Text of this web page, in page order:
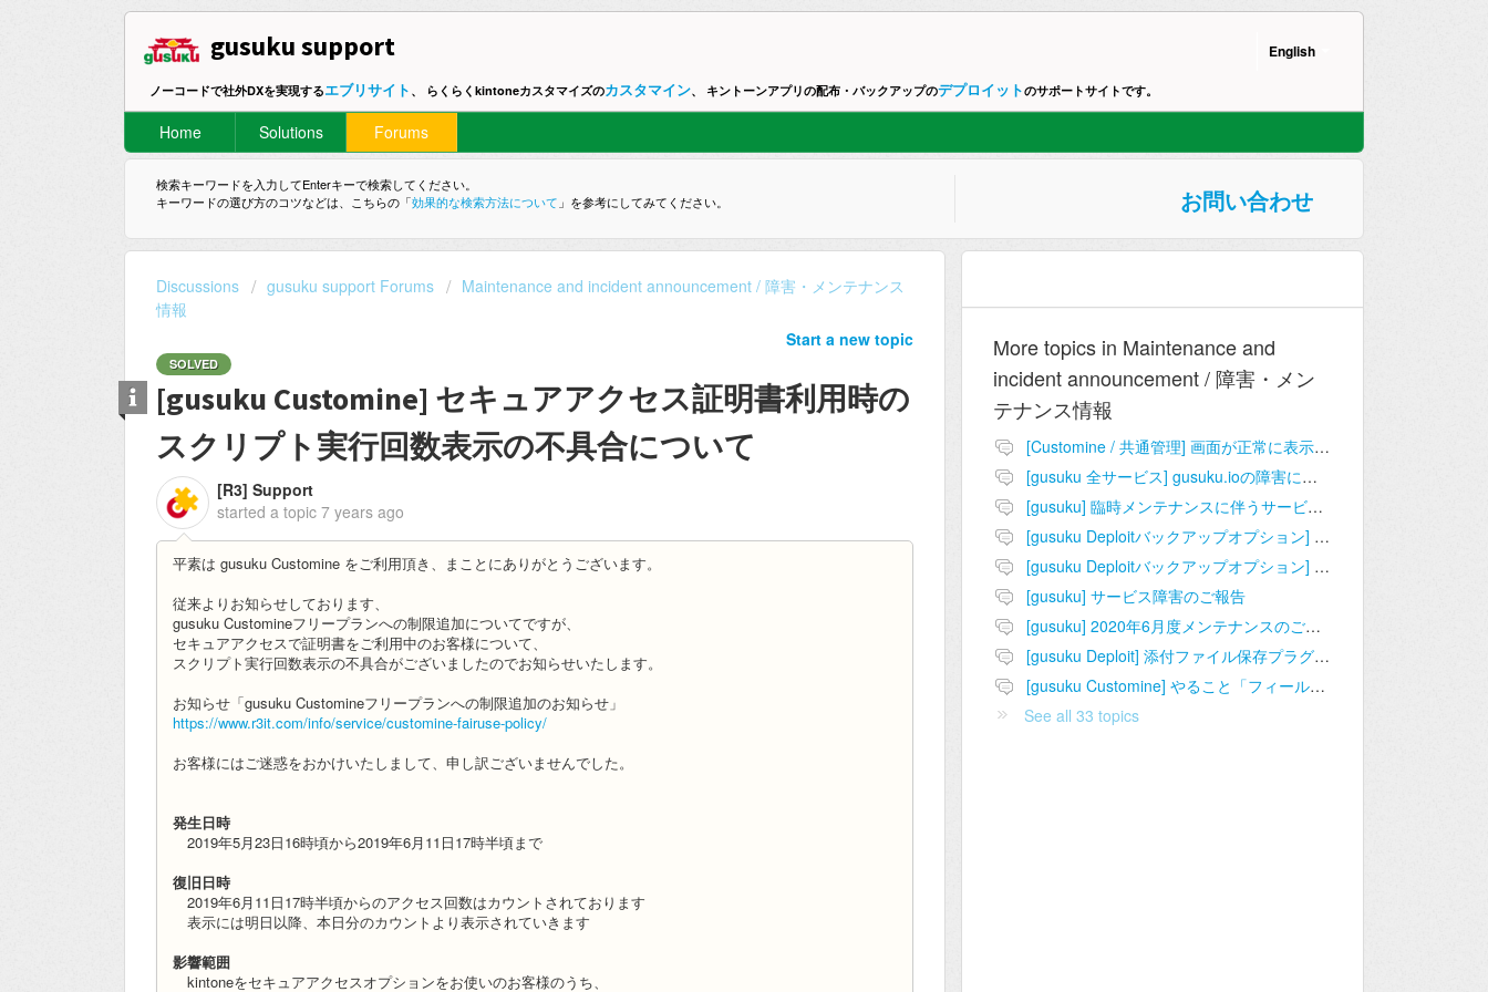
gusuku support
ノーコードで社外DXを実現するエブリサイト 、 らくらくkintoneカスタマイズのカスタマイン、 キントーンアプリの配布・バックアップのデプロイットのサポートサイトです。
English
Home Solutions Forums
検索キーワードを入力してEnterキーで検索してください。
キーワードの選び方のコツなどは、こちらの「効果的な検索方法について 」を参考にしてみてください。 お問い合わせ
Discussions gusuku support Forums
Maintenance and incident announcement / 障害・メンテナンス
情報
Start a new topic
SOLVED
[gusuku Customine] セキュアアクセス証明書利用時の
スクリプト実行回数表示の不具合について
[R3] Support
started a topic 7 years ago
平素は gusuku Customine をご利用頂き、まことにありがとうございます。
従来よりお知らせしております、
gusuku Customineフリープランへの制限追加についてですが、
セキュアアクセスで証明書をご利用中のお客様について、
スクリプト実行回数表示の不具合がございましたのでお知らせいたします。
お知らせ「gusuku Customineフリープランへの制限追加のお知らせ」
https://www.r3it.com/info/service/customine-fairuse-policy/
お客様にはご迷惑をおかけいたしまして、 申し訳ございませんでした。
発生日時
2019年5月23日16時頃から2019年6月11日17時半頃まで
復旧日時
2019年6月11日17時半頃からのアクセス回数はカウントされております
表示には明日以降、本日分のカウントより表示されていきます
影響範囲
kintoneをセキュアアクセスオプションをお使いのお客様のうち、
More topics in Maintenance and
incident announcement / 障害・メン
テナンス情報
[Customine / 共通管理] 画面が正常に表示されない問題
[gusuku 全サービス] gusuku.ioの障害について
[gusuku] 臨時メンテナンスに伴うサービス停止のお知らせ
[gusuku Deploitバックアップオプション] 定期バックアップエラー通知の障害について
[gusuku Deploitバックアップオプション] お客様側で対応できないエラーについて
[gusuku] サービス障害のご報告
[gusuku] 2020年6月度メンテナンスのご連絡
[gusuku Deploit] 添付ファイル保存プラグイン障害のご報告
[gusuku Customine] やること「フィールド値をまとめてセットする」不具合のご報告
See all 33 topics